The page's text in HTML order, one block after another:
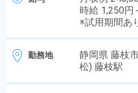
時給 1,250円
※試用期間あ
勤務地
静岡県 藤枝
松) 藤枝駅